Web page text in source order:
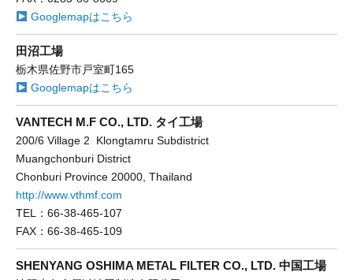
Googlemapはこちら
田沼工場
栃木県佐野市戸室町165
Googlemapはこちら
VANTECH M.F CO., LTD. タイ工場
200/6 Village 2 Klongtamru Subdistrict
Muangchonburi District
Chonburi Province 20000, Thailand
http://www.vthmf.com
TEL：66-38-465-107
FAX：66-38-465-109
SHENYANG OSHIMA METAL FILTER CO., LTD. 中国工場